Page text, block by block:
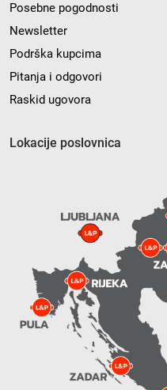
Posebne pogodnosti
Newsletter
Podrška kupcima
Pitanja i odgovori
Raskid ugovora
Lokacije poslovnica